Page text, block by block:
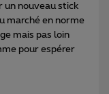
un nouveau stick
marché en norme
mais pas loin
pour espérer